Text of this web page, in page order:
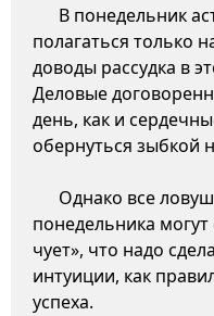
В понедельник
полагаться только
доводы рассудка в
Деловые
день, как и
обернуться зыбкой
Однако все
понедельника
чует», что надо
интуиции, как
успеха.